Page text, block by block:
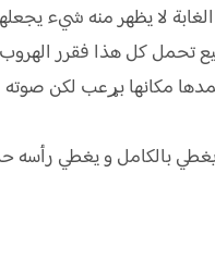
لا يظهر منه شيء
تحمل كل هذا فقرر
مكانها بړعب لكن
بالكامل و يغطي رأسه